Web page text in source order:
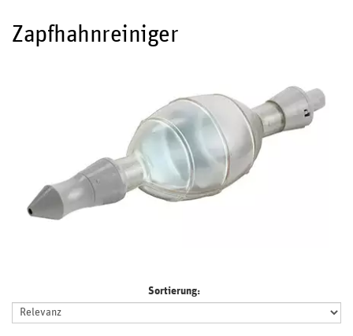
Zapfhahnreiniger
Sortierung: